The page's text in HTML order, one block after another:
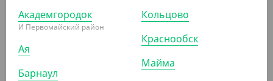
АРТ. 12027051
Академгородок
И Первомайский район
Ая
Барнаул
Кольцово
Краснообск
Майма